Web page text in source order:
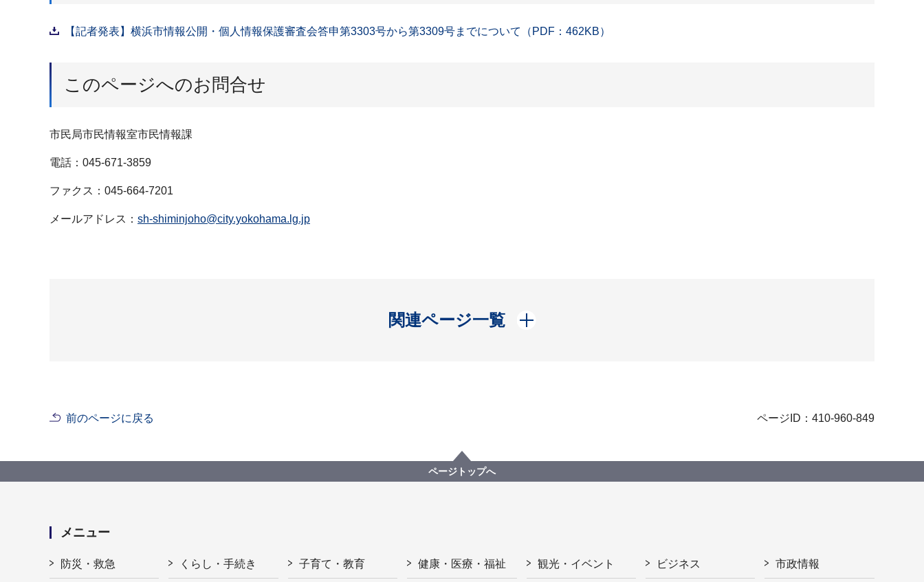
【記者発表】横浜市情報公開・個人情報保護審査会答申第3303号から第3309号までについて（PDF：462KB）
このページへのお問合せ
市民局市民情報室市民情報課
電話：045-671-3859
ファクス：045-664-7201
メールアドレス： sh-shiminjoho@city.yokohama.lg.jp
関連ページ一覧
開く
前のページに戻る ページID：410-960-849
ページトップへ
メニュー
防災・救急 くらし・手続き 子育て・教育 健康・医療・福祉 観光・イベント ビジネス 市政情報